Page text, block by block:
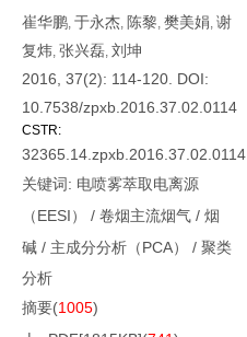
崔华鹏, 于永杰, 陈黎, 樊美娟, 谢
复炜, 张兴磊, 刘坤
2016, 37(2): 114-120. DOI:
10.7538/zpxb.2016.37.02.0114
CSTR:
32365.14.zpxb.2016.37.02.0114
关键词: 电喷雾萃取电离源
（EESI）
/ 卷烟主流烟气 / 烟
碱 / 主成分分析（PCA） / 聚类
分析
摘要(1005)